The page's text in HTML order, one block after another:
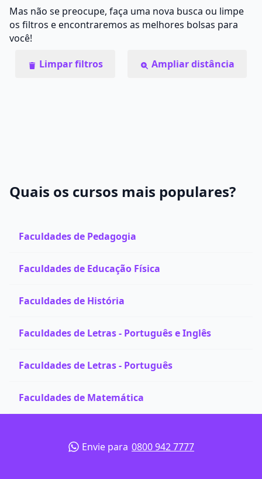
Mas não se preocupe, faça uma nova busca ou limpe
os filtros e encontraremos as melhores bolsas para
você!
Limpar filtros
Ampliar distância
Quais os cursos mais populares?
Faculdades de Pedagogia
Faculdades de Educação Física
Faculdades de História
Faculdades de Letras - Português e Inglês
Faculdades de Letras - Português
Faculdades de Matemática
Envie para 0800 942 7777